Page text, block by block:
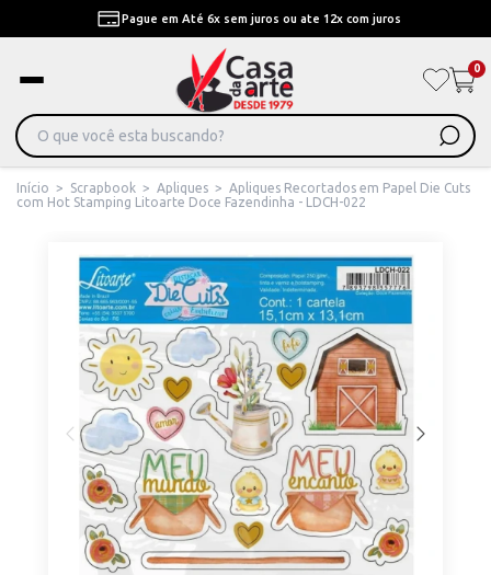
Pague em Até 6x sem juros ou ate 12x com juros
0
Início > Scrapbook > Apliques > Apliques Recortados em Papel Die Cuts
com Hot Stamping Litoarte Doce Fazendinha - LDCH-022